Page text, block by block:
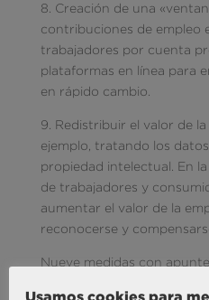
8. Creación de una
contribuciones de empleo
trabajadores por cuenta
plataformas en línea para
en rápido cambio.
9. Redistribuir el valor de
ejemplo, tratando los
propiedad intelectual. En
de trabajadores y
aumentar el valor de la
reconocerse y
Nueve medidas con
Usamos cookies para